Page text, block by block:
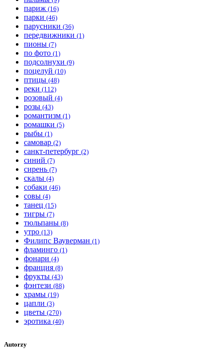
париж (16)
парки (46)
парусники (36)
передвижники (1)
пионы (7)
по фото (1)
подсолнухи (9)
поцелуй (10)
птицы (48)
реки (112)
розовый (4)
розы (43)
романтизм (1)
ромашки (5)
рыбы (1)
самовар (2)
санкт-петербург (2)
синий (7)
сирень (7)
скалы (4)
собаки (46)
совы (4)
танец (15)
тигры (7)
тюльпаны (8)
утро (13)
Филипс Вауверман (1)
фламинго (1)
фонари (4)
франция (8)
фрукты (43)
фэнтези (88)
храмы (19)
цапли (3)
цветы (270)
эротика (40)
Autorzy